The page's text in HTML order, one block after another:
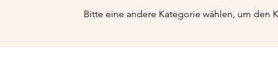
Bitte eine andere Kategorie wählen, um den